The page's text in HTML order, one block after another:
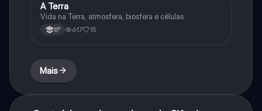
Ciências Naturais
A Terra
Vida na Terra, atmosfera, biosfera e células
8º 617 15
Mais